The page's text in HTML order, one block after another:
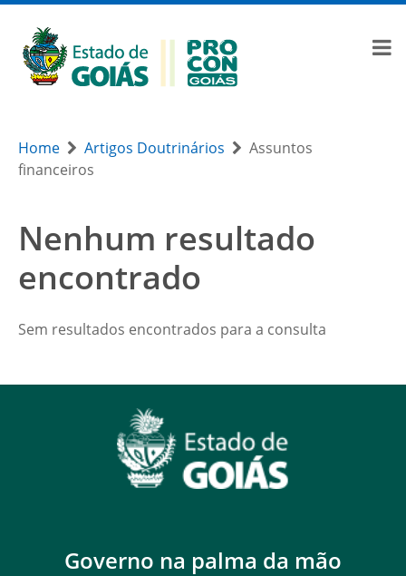
Home Artigos Doutrinários
Assuntos
financeiros
Nenhum resultado
encontrado
Sem resultados encontrados para a consulta
Governo na palma da mão